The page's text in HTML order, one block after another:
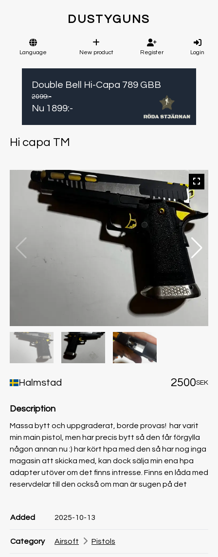
DUSTYGUNS
Language New product Register Login
Double Bell Hi-Capa 789 GBB
2099:-
Nu 1899:-
Hi capa TM
Halmstad 2500SEK
Description
Massa bytt och uppgraderat, borde provas! har varit
min main pistol, men har precis bytt så den får förgylla
någon annan nu :) har kört hpa med den så har nog inga
magasin att skicka med, kan dock sälja min ena hpa
adapter utöver om det finns intresse. Finns en låda med
reservdelar till den också om man är sugen på det
Added 2025-10-13
Category Airsoft Pistols